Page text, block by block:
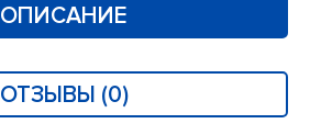
ОПИСАНИЕ
ОТЗЫВЫ (0)